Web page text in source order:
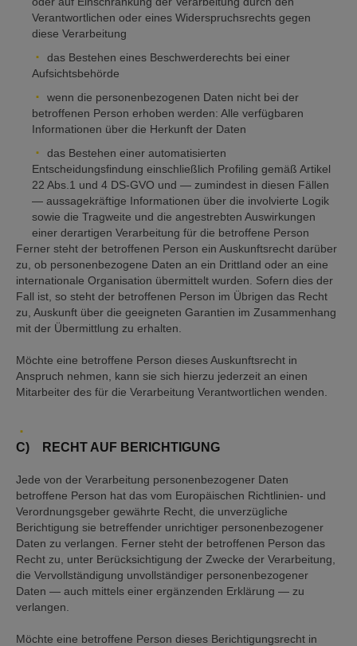
Verantwortlichen oder eines Widerspruchsrechts gegen
diese Verarbeitung
das Bestehen eines Beschwerderechts bei einer
Aufsichtsbehörde
wenn die personenbezogenen Daten nicht bei der
betroffenen Person erhoben werden: Alle verfügbaren
Informationen über die Herkunft der Daten
das Bestehen einer automatisierten
Entscheidungsfindung einschließlich Profiling gemäß Artikel
22 Abs.1 und 4 DS-GVO und — zumindest in diesen Fällen
— aussagekräftige Informationen über die involvierte Logik
sowie die Tragweite und die angestrebten Auswirkungen
einer derartigen Verarbeitung für die betroffene Person
Ferner steht der betroffenen Person ein Auskunftsrecht darüber
zu, ob personenbezogene Daten an ein Drittland oder an eine
internationale Organisation übermittelt wurden. Sofern dies der
Fall ist, so steht der betroffenen Person im Übrigen das Recht
zu, Auskunft über die geeigneten Garantien im Zusammenhang
mit der Übermittlung zu erhalten.
Möchte eine betroffene Person dieses Auskunftsrecht in
Anspruch nehmen, kann sie sich hierzu jederzeit an einen
Mitarbeiter des für die Verarbeitung Verantwortlichen wenden.
C) RECHT AUF BERICHTIGUNG
Jede von der Verarbeitung personenbezogener Daten
betroffene Person hat das vom Europäischen Richtlinien- und
Verordnungsgeber gewährte Recht, die unverzügliche
Berichtigung sie betreffender unrichtiger personenbezogener
Daten zu verlangen. Ferner steht der betroffenen Person das
Recht zu, unter Berücksichtigung der Zwecke der Verarbeitung,
die Vervollständigung unvollständiger personenbezogener
Daten — auch mittels einer ergänzenden Erklärung — zu
verlangen.
Möchte eine betroffene Person dieses Berichtigungsrecht in